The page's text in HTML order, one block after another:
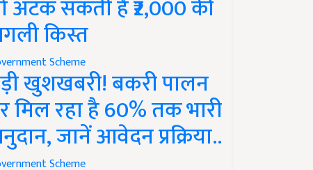
अटक सकती है ₹2,000 की
किस्त
Scheme
खुशखबरी! बकरी पालन
मिल रहा है 60% तक भारी
जानें आवेदन प्रक्रिया..
Scheme